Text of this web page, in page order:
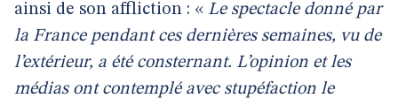
ainsi de son affliction : « Le spectacle donné par
la France pendant ces dernières semaines, vu de
l’extérieur, a été consternant. L’opinion et les
médias ont contemplé avec stupéfaction le